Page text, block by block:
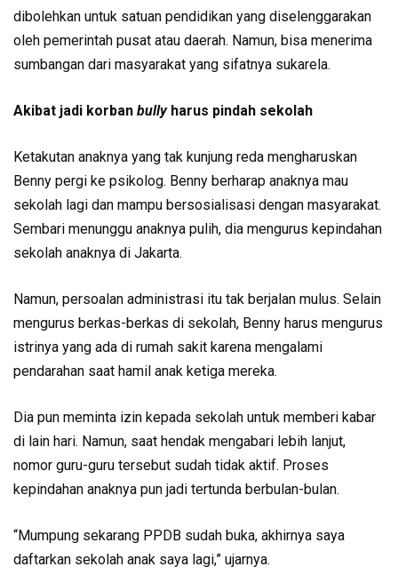
dibolehkan untuk satuan pendidikan yang diselenggarakan
oleh pemerintah pusat atau daerah. Namun, bisa menerima
sumbangan dari masyarakat yang sifatnya sukarela.
Akibat jadi korban bullyharus pindah sekolah
Ketakutan anaknya yang tak kunjung reda mengharuskan
Benny pergi ke psikolog. Benny berharap anaknya mau
sekolah lagi dan mampu bersosialisasi dengan masyarakat.
Sembari menunggu anaknya pulih, dia mengurus kepindahan
sekolah anaknya di Jakarta.
Namun, persoalan administrasi itu tak berjalan mulus. Selain
mengurus berkas-berkas di sekolah, Benny harus mengurus
istrinya yang ada di rumah sakit karena mengalami
pendarahan saat hamil anak ketiga mereka.
Dia pun meminta izin kepada sekolah untuk memberi kabar
di lain hari. Namun, saat hendak mengabari lebih lanjut,
nomor guru-guru tersebut sudah tidak aktif. Proses
kepindahan anaknya pun jadi tertunda berbulan-bulan.
“Mumpung sekarang PPDB sudah buka, akhirnya saya
daftarkan sekolah anak saya lagi,” ujarnya.